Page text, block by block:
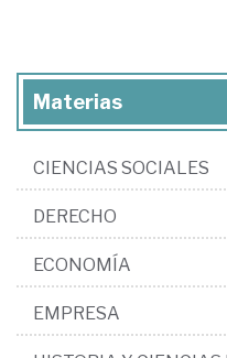
Materias
CIENCIAS SOCIALES
DERECHO
ECONOMÍA
EMPRESA